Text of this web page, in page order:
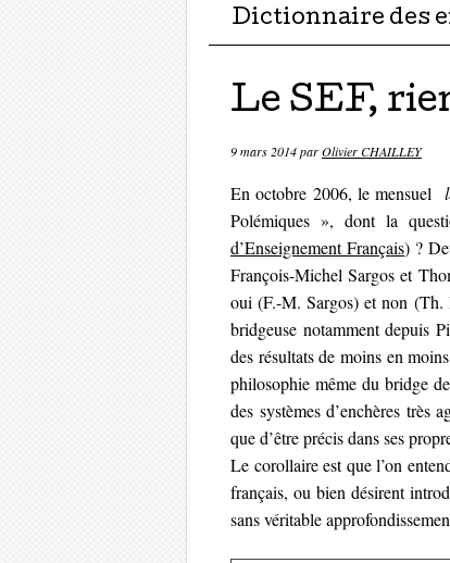
Dictionnaire des
Le SEF,
9 mars 2014parOlivier CHAILLEY
En octobre 2006, le mensuel
Polémiques », dont la
d’Enseignement Français) ?
François-Michel Sargos et
oui (F.-M. Sargos) et non (Th.
bridgeuse notamment depuis
des résultats de moins en
philosophie même du bridge
des systèmes d’enchères très
que d’être précis dans ses
Le corollaire est que l’on
français, ou bien désirent
sans véritable